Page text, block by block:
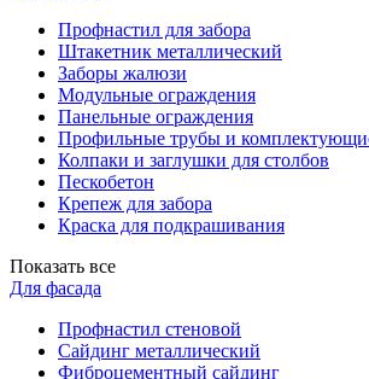
Профнастил для забора
Штакетник металлический
Заборы жалюзи
Модульные ограждения
Панельные ограждения
Профильные трубы и
Колпаки и заглушки для столбов
Пескобетон
Крепеж для забора
Краска для подкрашивания
Показать все
Для фасада
Профнастил стеновой
Сайдинг металлический
Фиброцементный сайдинг